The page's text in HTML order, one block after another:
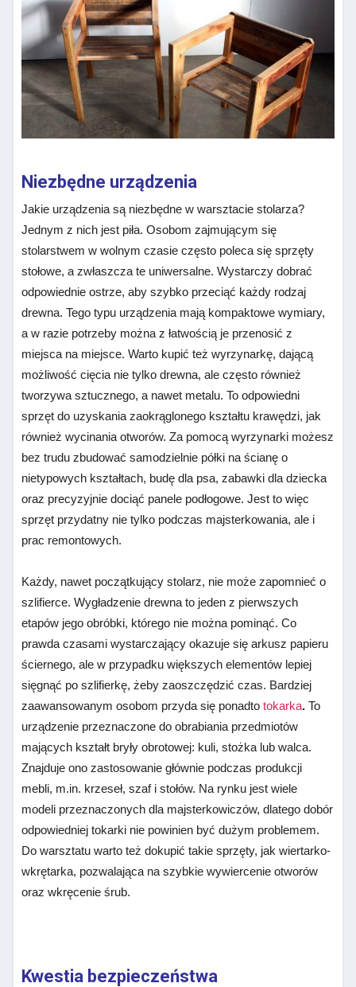
Niezbędne urządzenia
Jakie urządzenia są niezbędne w warsztacie stolarza?
Jednym z nich jest piła. Osobom zajmującym się
stolarstwem w wolnym czasie często poleca się sprzęty
stołowe, a zwłaszcza te uniwersalne. Wystarczy dobrać
odpowiednie ostrze, aby szybko przeciąć każdy rodzaj
drewna. Tego typu urządzenia mają kompaktowe wymiary,
a w razie potrzeby można z łatwością je przenosić z
miejsca na miejsce. Warto kupić też wyrzynarkę, dającą
możliwość cięcia nie tylko drewna, ale często również
tworzywa sztucznego, a nawet metalu. To odpowiedni
sprzęt do uzyskania zaokrąglonego kształtu krawędzi, jak
również wycinania otworów. Za pomocą wyrzynarki możesz
bez trudu zbudować samodzielnie półki na ścianę o
nietypowych kształtach, budę dla psa, zabawki dla dziecka
oraz precyzyjnie dociąć panele podłogowe. Jest to więc
sprzęt przydatny nie tylko podczas majsterkowania, ale i
prac remontowych.
Każdy, nawet początkujący stolarz, nie może zapomnieć o
szlifierce. Wygładzenie drewna to jeden z pierwszych
etapów jego obróbki, którego nie można pominąć. Co
prawda czasami wystarczający okazuje się arkusz papieru
ściernego, ale w przypadku większych elementów lepiej
sięgnąć po szlifierkę, żeby zaoszczędzić czas. Bardziej
zaawansowanym osobom przyda się ponadtotokarka.To
urządzenie przeznaczone do obrabiania przedmiotów
mających kształt bryły obrotowej: kuli, stożka lub walca.
Znajduje ono zastosowanie głównie podczas produkcji
mebli, m.in. krzeseł, szaf i stołów. Na rynku jest wiele
modeli przeznaczonych dla majsterkowiczów, dlatego dobór
odpowiedniej tokarki nie powinien być dużym problemem.
Do warsztatu warto też dokupić takie sprzęty, jak wiertarko-
wkrętarka, pozwalająca na szybkie wywiercenie otworów
oraz wkręcenie śrub.
Kwestia bezpieczeństwa